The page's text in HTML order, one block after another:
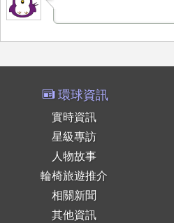
環球資訊
實時資訊
星級專訪
人物故事
輪椅旅遊推介
相關新聞
其他資訊